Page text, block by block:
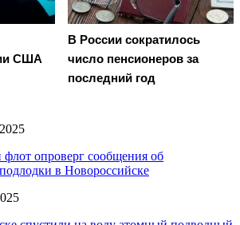
США
В России сократилось
число пенсионеров за
последний год
опроверг сообщения об
в Новороссийске